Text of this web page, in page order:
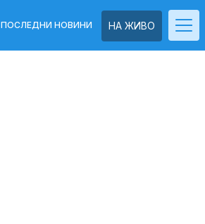
НА ЖИВО
ПОСЛЕДНИ НОВИНИ